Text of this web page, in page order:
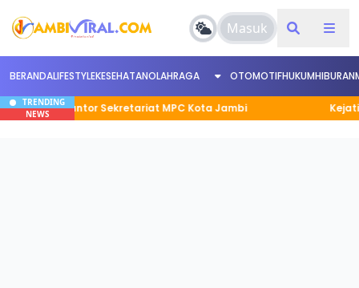
Masuk
BERANDALIFESTYLEKESEHATANOLAHRAGA OTOMOTIFHUKUMHIBURAN
TRENDING
NEWS
Kantor Sekretariat MPC Kota Jambi Kejati